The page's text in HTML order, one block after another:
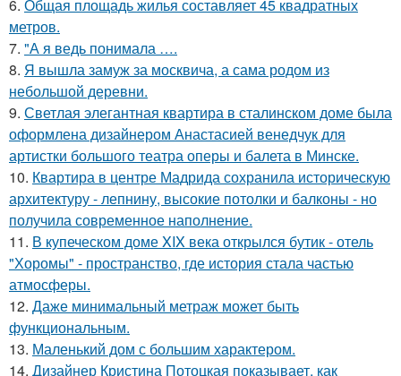
6. Общая площадь жилья составляет 45 квадратных
метров.
7. "А я ведь понимала ….
8. Я вышла замуж за москвича, а сама родом из
небольшой деревни.
9. Светлая элегантная квартира в сталинском доме была
оформлена дизайнером Анастасией венедчук для
артистки большого театра оперы и балета в Минске.
10. Квартира в центре Мадрида сохранила историческую
архитектуру - лепнину, высокие потолки и балконы - но
получила современное наполнение.
11. В купеческом доме XIX века открылся бутик - отель
"Хоромы" - пространство, где история стала частью
атмосферы.
12. Даже минимальный метраж может быть
функциональным.
13. Маленький дом с большим характером.
14. Дизайнер Кристина Потоцкая показывает, как